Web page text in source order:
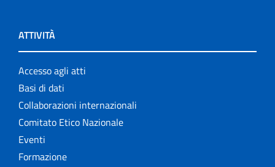
ATTIVITÀ
Accesso agli atti
Basi di dati
Collaborazioni internazionali
Comitato Etico Nazionale
Eventi
Formazione